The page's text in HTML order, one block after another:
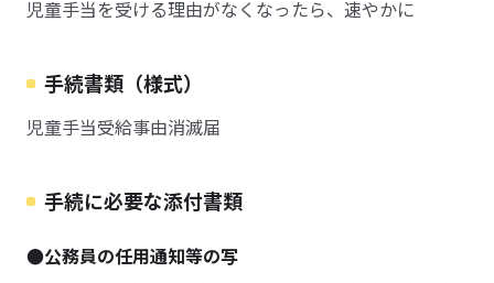
児童手当を受ける理由がなくなったら、速やかに
手続書類（様式）
児童手当受給事由消滅届
手続に必要な添付書類
●公務員の任用通知等の写